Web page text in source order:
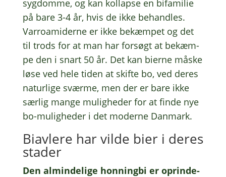
sygdom­me, og kan kollap­se en bifa­mi­lie
på bare 3-4 år, hvis de ikke behand­les.
Varro­a­mi­der­ne er ikke bekæm­pet og det
til trods for at man har forsøgt at bekæm­
pe den i snart 50 år. Det kan bierne måske
løse ved hele tiden at skifte bo, ved deres
natur­li­ge sværme, men der er bare ikke
særlig mange mulig­he­der for at finde nye
bo-mulig­he­der i det moder­ne Danmark.
Biav­le­re har vilde bier i deres
stader
Den almin­de­li­ge honning­bi er oprin­de­